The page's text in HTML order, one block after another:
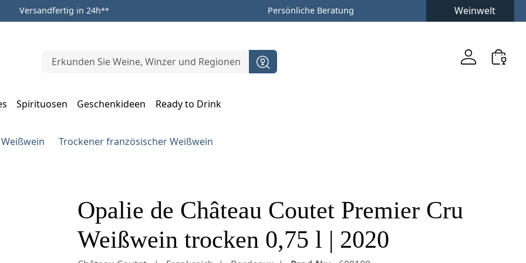
Versandfertig in 24h** Persönliche Beratung Weinwelt
Spirituosen Geschenkideen
Ready to Drink
Trockener französischer Weißwein
Opalie de Château Coutet Premier Cru
Weißwein trocken 0,75 l | 2020